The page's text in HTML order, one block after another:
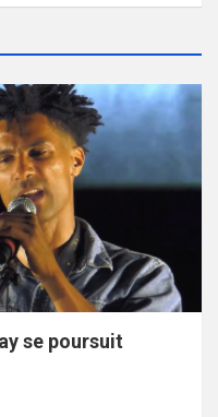
se poursuit